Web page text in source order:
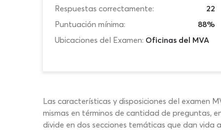
Respuestas correctamente:
22
Puntuación mínima:
88%
Ubicaciones del Examen: Oficinas del MVA
Las características y disposiciones del examen
mismas en términos de cantidad de preguntas,
divide en dos secciones temáticas que dan vida